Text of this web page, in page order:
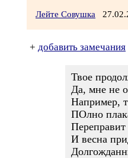
Лейте Совушка
+ добавить замечания
Твое
Да, мне не
Например,
ПОлно
И весна